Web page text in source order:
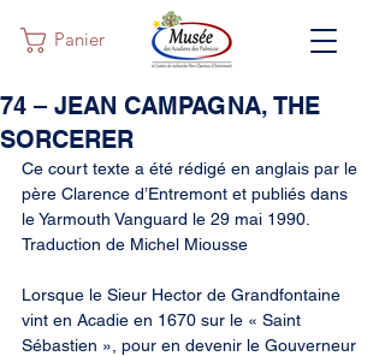
Panier
74 – JEAN CAMPAGNA, THE
SORCERER
Ce court texte a été rédigé en anglais par le
père Clarence d’Entremont et publiés dans
le Yarmouth Vanguard le 29 mai 1990.
Traduction de Michel Miousse
Lorsque le Sieur Hector de Grandfontaine
vint en Acadie en 1670 sur le « Saint
Sébastien », pour en devenir le Gouverneur